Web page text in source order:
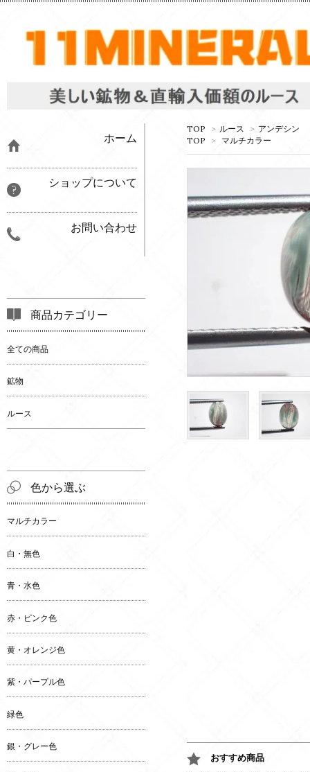
TOP > ルース > アンデシン
TOP
> マルチカラー
おすすめ商品
ホーム
ショップについて
お問い合わせ
商品カテゴリー
全ての商品
鉱物
ルース
色から選ぶ
マルチカラー
白・無色
青・水色
赤・ピンク色
黄・オレンジ色
紫・パープル色
緑色
銀・グレー色